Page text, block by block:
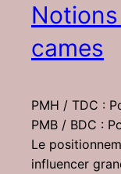
cames
PMH / TDC :
PMB / BDC :
Le
influencer